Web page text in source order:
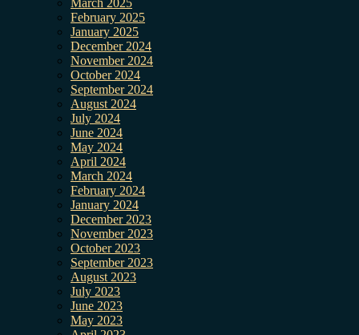
March 2025
February 2025
January 2025
December 2024
November 2024
October 2024
September 2024
August 2024
July 2024
June 2024
May 2024
April 2024
March 2024
February 2024
January 2024
December 2023
November 2023
October 2023
September 2023
August 2023
July 2023
June 2023
May 2023